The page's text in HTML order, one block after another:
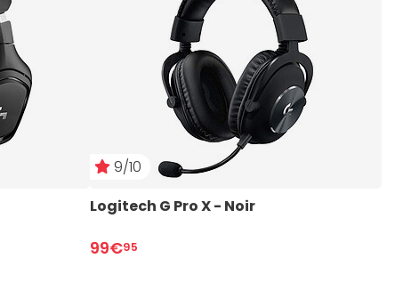
9/10
Logitech G Pro X - Noir
99€95